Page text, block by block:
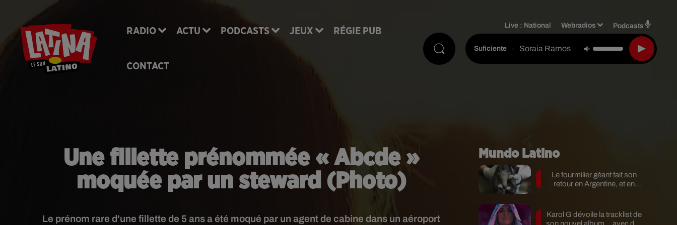
RADIO ACTU PODCASTS JEUX RÉGIE PUB
CONTACT
Live : National Webradios Podcasts
Suficiente - Soraia Ramos
Une fillette prénommée « Abcde »
moquée par un steward (Photo)
Le prénom rare d'une fillette de 5 ans a été moqué par un agent de cabine dans un aéroport
Mundo Latino
Le fourmilier géant fait son
retour en Argentine, et en
Karol G dévoile la tracklist de
son nouvel album… avec des